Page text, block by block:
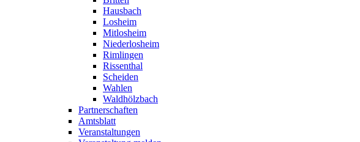
Hausbach
Losheim
Mitlosheim
Niederlosheim
Rimlingen
Rissenthal
Scheiden
Wahlen
Waldhölzbach
Partnerschaften
Amtsblatt
Veranstaltungen